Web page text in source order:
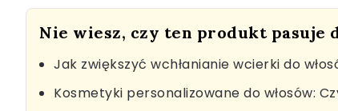
Nie wiesz, czy ten produkt pasuje
Jak zwiększyć wchłanianie wcierki do
Kosmetyki personalizowane do włosów: